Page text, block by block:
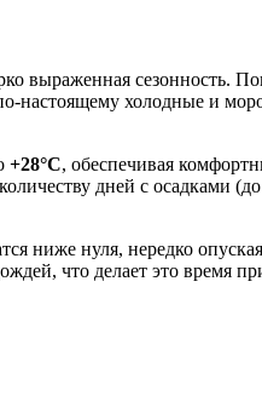
выраженная сезонность.
холодные и
+28°C, обеспечивая
дней с осадками
ниже нуля, нередко
что делает это время